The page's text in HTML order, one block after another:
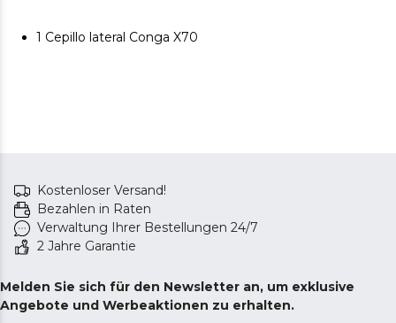
1 Cepillo lateral Conga X70
Kostenloser Versand!
Bezahlen in Raten
Verwaltung Ihrer Bestellungen 24/7
2 Jahre Garantie
Melden Sie sich für den Newsletter an, um exklusive
Angebote und Werbeaktionen zu erhalten.